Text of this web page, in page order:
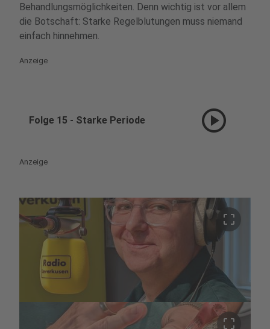
Behandlungsmöglichkeiten. Denn wichtig ist vor allem
die Botschaft: Starke Regelblutungen muss niemand
einfach hinnehmen.
Anzeige
Folge 15 - Starke Periode play_circle
Anzeige
crop_free
crop_free